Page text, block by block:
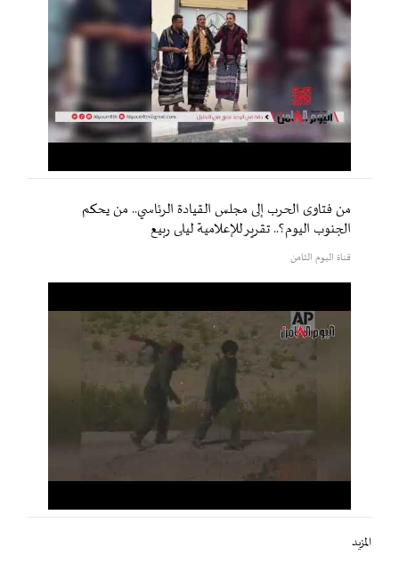
من فتاوى الحرب إلى مجلس القيادة الرئاسي.. من يحكم
الجنوب اليوم؟.. تقرير للإعلامية ليلى ربيع
قناة اليوم الثامن
المزيد